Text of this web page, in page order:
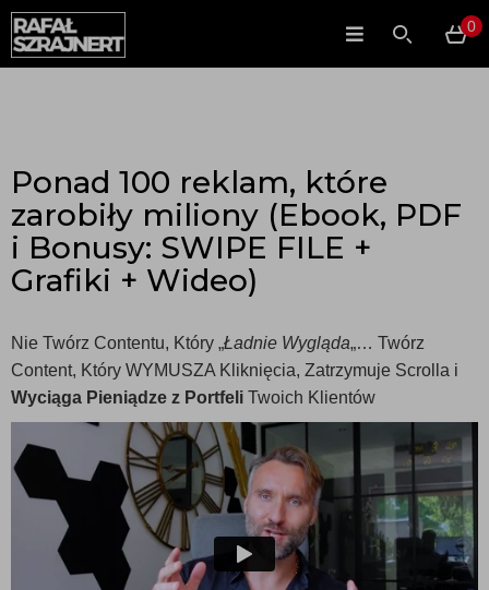
0
Ponad 100 reklam, które
zarobiły miliony (Ebook, PDF
i Bonusy: SWIPE FILE +
Grafiki + Wideo)
Nie Twórz Contentu, Który „Ładnie Wygląda„… Twórz
Content, Który WYMUSZA Kliknięcia, Zatrzymuje Scrolla i
Wyciąga Pieniądze z Portfeli Twoich Klientów